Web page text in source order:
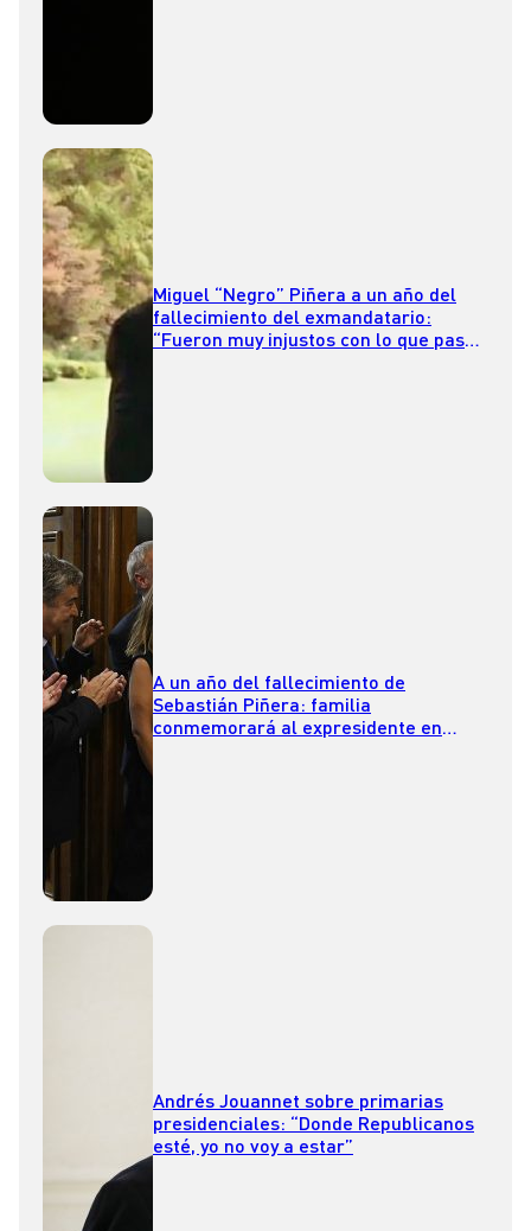
Miguel “Negro” Piñera a un año del
fallecimiento del exmandatario:
“Fueron muy injustos con lo que pasó
A un año del fallecimiento de
Sebastián Piñera: familia
conmemorará al expresidente en
Andrés Jouannet sobre primarias
presidenciales: “Donde Republicanos
esté, yo no voy a estar”